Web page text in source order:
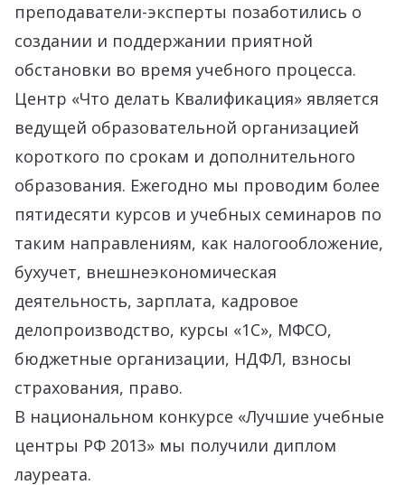
преподаватели-эксперты позаботились о
создании и поддержании приятной
обстановки во время учебного процесса.
Центр «Что делать Квалификация» является
ведущей образовательной организацией
короткого по срокам и дополнительного
образования. Ежегодно мы проводим более
пятидесяти курсов и учебных семинаров по
таким направлениям, как налогообложение,
бухучет, внешнеэкономическая
деятельность, зарплата, кадровое
делопроизводство, курсы «1С», МФСО,
бюджетные организации, НДФЛ, взносы
страхования, право.
В национальном конкурсе «Лучшие учебные
центры РФ 2013» мы получили диплом
лауреата.